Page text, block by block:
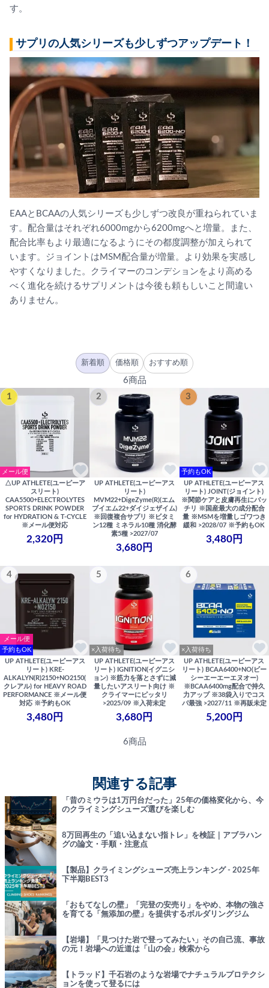
す。
サプリの人気シリーズも少しずつアップデート！
EAAとBCAAの人気シリーズも少しずつ改良が重ねられていま
す。配合量はそれぞれ6000mgから6200mgへと増量。また、
配合比率もより最適になるようにその都度調整が加えられて
います。ジョイントはMSM配合量が増量。より効果を実感し
やすくなりました。クライマーのコンデションをより高める
べく進化を続けるサプリメントは今後も頼もしいこと間違い
ありません。
新着順 価格順 おすすめ順
6商品
1
メール便
△UP ATHLETE(ユーピーア
スリート)
CAA5500+ELECTROLYTES
SPORTS DRINK POWDER
for HYDRATION & T-CYCLE
※メール便対応
2,320円
2
UP ATHLETE(ユーピーアス
リート)
MVM22+DigeZyme(R)(エム
ブイエム22+ダイジェザイム)
※回復複合サプリ ※ビタミ
ン12種 ミネラル10種 消化酵
素5種 >2027/07
3,680円
3
予約もOK
UP ATHLETE(ユーピーアス
リート) JOINT(ジョイント)
※関節ケアと皮膚再生にバッ
チリ ※国産最大の成分配合
量 ※MSMを増量しゴワつき
緩和 >2028/07 ※予約もOK
3,480円
4
メール便
予約もOK
UP ATHLETE(ユーピーアス
リート) KRE-
ALKALYN(R)2150+NO2150(
クレアル) for HEAVY ROAD
PERFORMANCE ※メール便
対応 ※予約もOK
3,480円
5
×入荷待ち
UP ATHLETE(ユーピーアス
リート) IGNITION(イグニシ
ョン) ※筋力を落とさずに減
量したいアスリート向け ※
クライマーにピッタリ
>2025/09 ※入荷未定
3,680円
6
×入荷待ち
UP ATHLETE(ユーピーアス
リート) BCAA6400+NO(ビー
シーエーエーエヌオー)
※BCAA6400mg配合で持久
力アップ ※38袋入りでコス
パ最強 >2027/11 ※再販未定
5,200円
6商品
関連する記事
「昔のミウラは1万円台だった」25年の価格変化から、今
のクライミングシューズ選びを楽しむ
8万回再生の「追い込まない指トレ」を検証｜アブラハン
グの論文・手順・注意点
【製品】クライミングシューズ売上ランキング - 2025年
下半期BEST3
「おもてなしの壁」「完登の安売り」をやめ、本物の強さ
を育てる「無添加の壁」を提供するボルダリングジム
【岩場】「見つけた岩で登ってみたい」その自己流、事故
の元！岩場への近道は「山の会」検索から
【トラッド】千石岩のような岩場でナチュラルプロテクシ
ョンを使って登るには